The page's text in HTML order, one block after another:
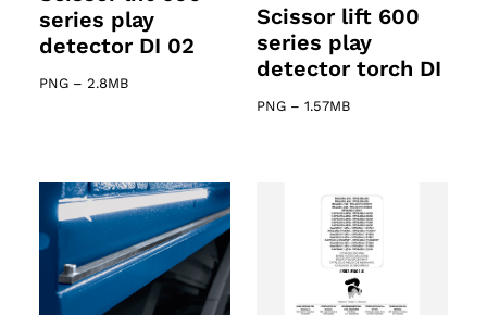
series play
detector DI 02
PNG – 2.8MB
Scissor lift 600
series play
detector torch DI
PNG – 1.57MB